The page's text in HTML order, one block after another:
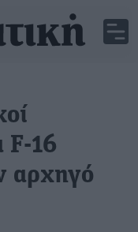
F-16
αρχηγό